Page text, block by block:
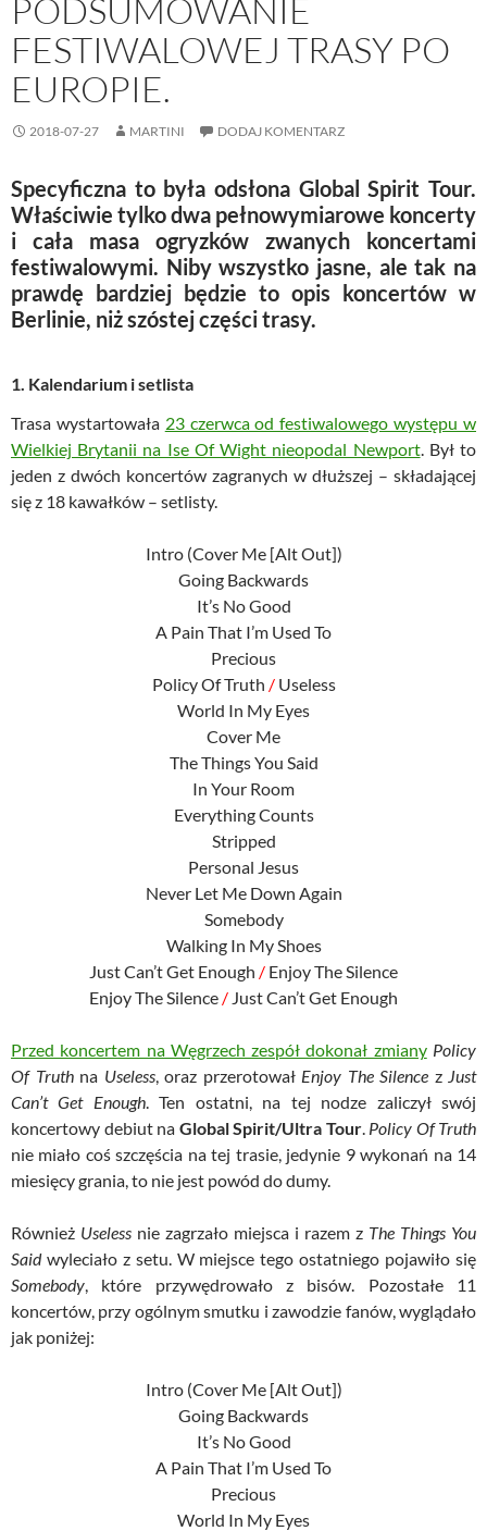
PODSUMOWANIE
FESTIWALOWEJ TRASY PO
EUROPIE.
2018-07-27 MARTINI DODAJ KOMENTARZ
Specyficzna to była odsłona Global Spirit Tour.
Właściwie tylko dwa pełnowymiarowe koncerty
i cała masa ogryzków zwanych koncertami
festiwalowymi. Niby wszystko jasne, ale tak na
prawdę bardziej będzie to opis koncertów w
Berlinie, niż szóstej części trasy.
1. Kalendarium i setlista
Trasa wystartowała 23 czerwca od festiwalowego występu w
Wielkiej Brytanii na Ise Of Wight nieopodal Newport. Był to
jeden z dwóch koncertów zagranych w dłuższej – składającej
się z 18 kawałków – setlisty.
Intro (Cover Me [Alt Out])
Going Backwards
It’s No Good
A Pain That I’m Used To
Precious
Policy Of Truth /Useless
World In My Eyes
Cover Me
The Things You Said
In Your Room
Everything Counts
Stripped
Personal Jesus
Never Let Me Down Again
Somebody
Walking In My Shoes
Just Can’t Get Enough / Enjoy The Silence
Enjoy The Silence / Just Can’t Get Enough
Przed koncertem na Węgrzech zespół dokonał zmiany Policy
Of Truthna Useless, oraz przerotował Enjoy The Silence z Just
Can’t Get Enough. Ten ostatni, na tej nodze zaliczył swój
koncertowy debiut na Global Spirit/Ultra Tour. Policy Of Truth
nie miało coś szczęścia na tej trasie, jedynie 9 wykonań na 14
miesięcy grania, to nie jest powód do dumy.
Również Useless nie zagrzało miejsca i razem z The Things You
Saidwyleciało z setu. W miejsce tego ostatniego pojawiło się
Somebody , które przywędrowało z bisów. Pozostałe 11
koncertów, przy ogólnym smutku i zawodzie fanów, wyglądało
jak poniżej:
Intro (Cover Me [Alt Out])
Going Backwards
It’s No Good
A Pain That I’m Used To
Precious
World In My Eyes